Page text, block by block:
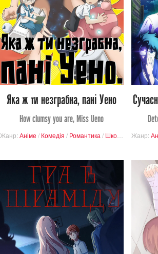
Переглядів
2 2
Яка ж ти незграбна, пані Уено
How clumsy you are, Miss Ueno
Жанр: Аніме / Комедія / Романтика / Школа Шьонен
Жанр: